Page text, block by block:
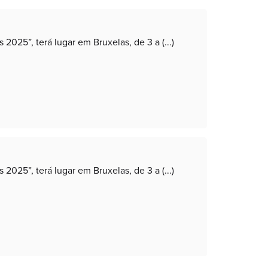
terá lugar em Bruxelas, de 3 a (...)
terá lugar em Bruxelas, de 3 a (...)